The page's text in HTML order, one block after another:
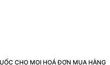
CHO MỌI HOÁ ĐƠN MUA HÀNG